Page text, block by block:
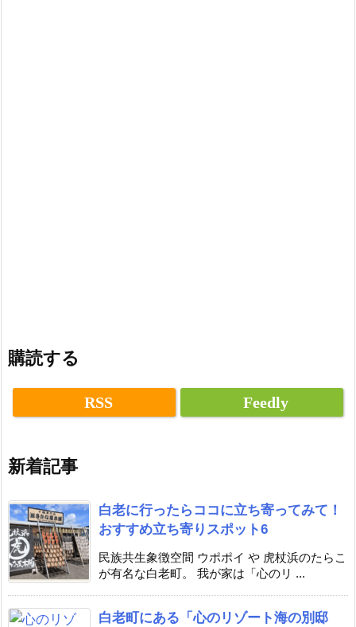
購読する
RSS Feedly
新着記事
白老に行ったらココに立ち寄ってみて！
おすすめ立ち寄りスポット6
民族共生象徴空間 ウポポイ や 虎杖浜のたらこ
が有名な白老町。 我が家は「心のリ ...
白老町にある「心のリゾート海の別邸